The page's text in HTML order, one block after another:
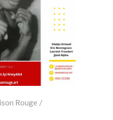
Rouge